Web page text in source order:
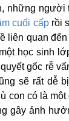
những người
cuối cấprồi
liên quan đến
học sinh
gốc rễ
sẽ rất dễ
con có là một
gây ảnh